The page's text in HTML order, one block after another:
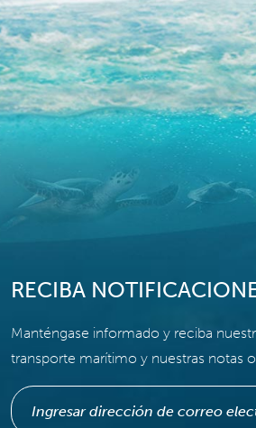
RECIBA
Manténgase informado y reciba
transporte marítimo y nuestras notas